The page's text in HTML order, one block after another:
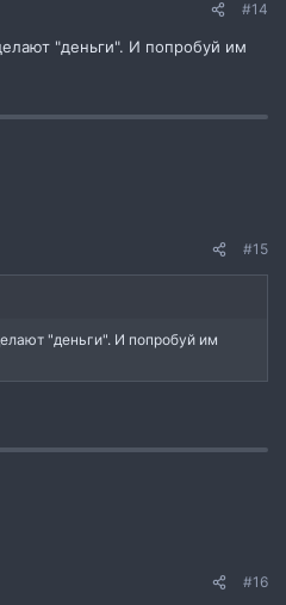
#14
"деньги". И попробуй им
#15
"деньги". И попробуй им
#16